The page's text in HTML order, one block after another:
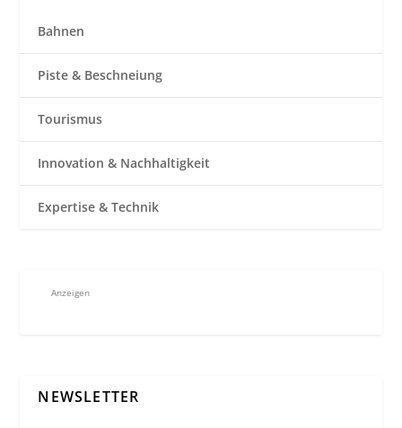
Bahnen
Piste & Beschneiung
Tourismus
Innovation & Nachhaltigkeit
Expertise & Technik
Anzeigen
NEWSLETTER